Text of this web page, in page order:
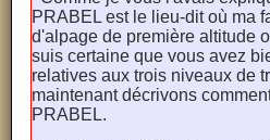
PRABEL est le lieu-dit où ma
d'alpage de première altitude
suis certaine que vous avez
relatives aux trois niveaux de
maintenant décrivons
PRABEL.